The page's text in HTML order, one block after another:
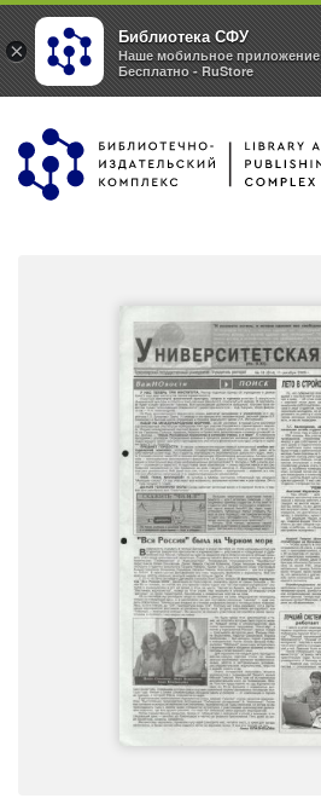
Перейти
основному
×
Библиотека СФУ
Наше мобильное приложение
Бесплатно - RuStore